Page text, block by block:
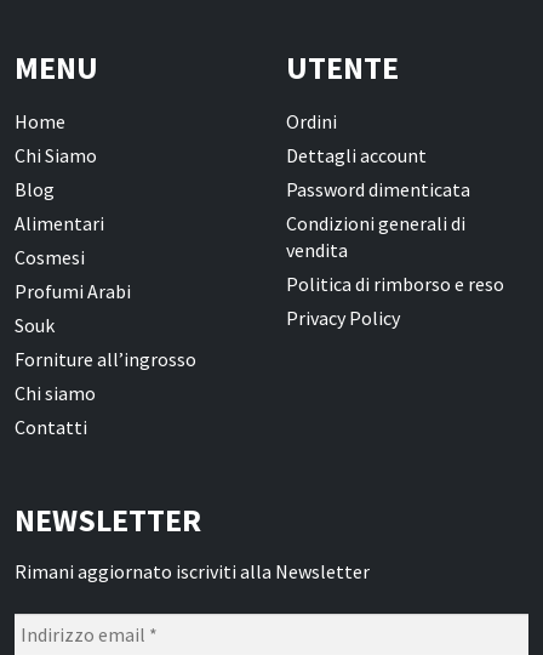
MENU
Home
Chi Siamo
Blog
Alimentari
Cosmesi
Profumi Arabi
Souk
Forniture all’ingrosso
Chi siamo
Contatti
UTENTE
Ordini
Dettagli account
Password dimenticata
Condizioni generali di
vendita
Politica di rimborso e reso
Privacy Policy
NEWSLETTER
Rimani aggiornato iscriviti alla Newsletter